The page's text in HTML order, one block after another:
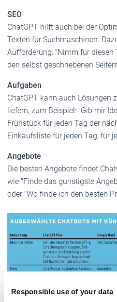
Responsible use of your data
SEO
ChatGPT hilft auch bei der
Texten für Suchmaschinen.
Aufforderung: "Nimm für diesen
den selbst geschriebenen
Aufgaben
ChatGPT kann auch Lösungen
liefern, zum Beispiel: "Gib mir
Frühstück für jeden Tag der
Einkaufsliste für jeden Tag, für
Angebote
Die besten Angebote findet
wie "Finde das günstigste
oder "Wo finde ich den besten